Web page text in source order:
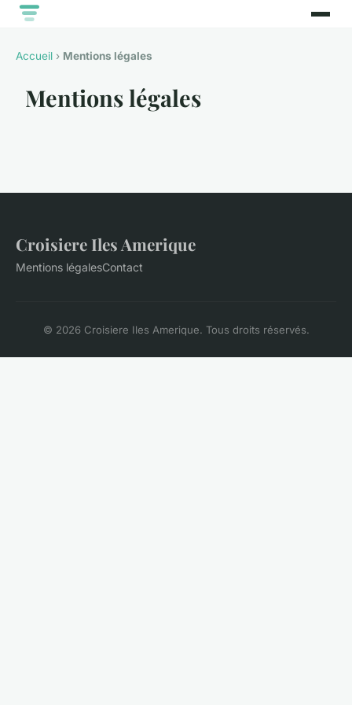
Accueil › Mentions légales
Mentions légales
Croisiere Iles Amerique
Mentions légalesContact
© 2026 Croisiere Iles Amerique. Tous droits réservés.